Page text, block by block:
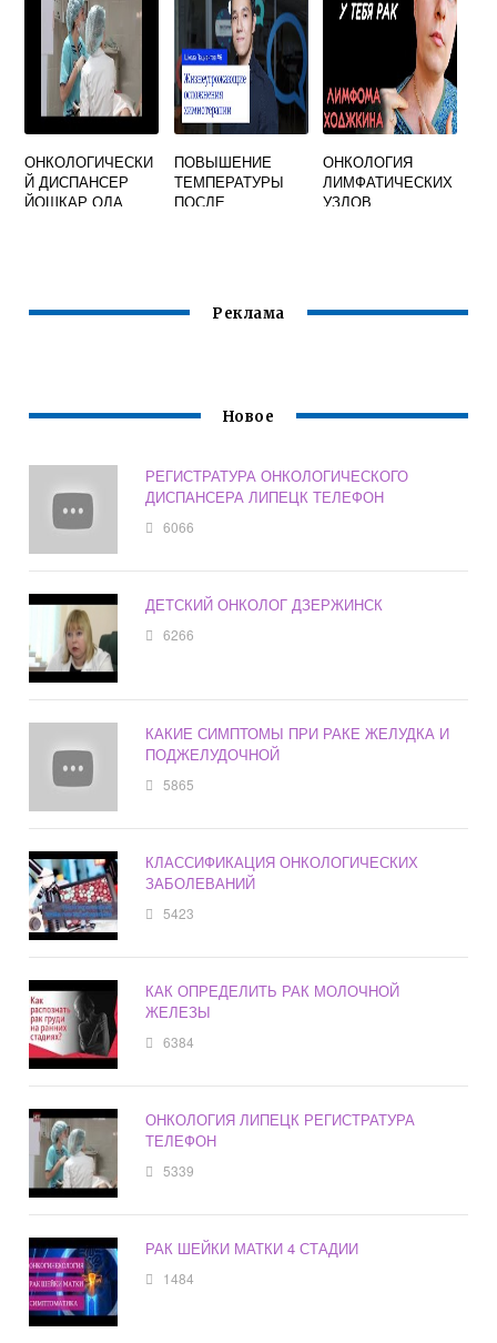
ОНКОЛОГИЧЕСКИ
Й ДИСПАНСЕР
ЙОШКАР ОЛА
ПОВЫШЕНИЕ
ТЕМПЕРАТУРЫ
ПОСЛЕ
ОНКОЛОГИЯ
ЛИМФАТИЧЕСКИХ
УЗЛОВ
Реклама
Новое
РЕГИСТРАТУРА ОНКОЛОГИЧЕСКОГО
ДИСПАНСЕРА ЛИПЕЦК ТЕЛЕФОН
6066
ДЕТСКИЙ ОНКОЛОГ ДЗЕРЖИНСК
6266
КАКИЕ СИМПТОМЫ ПРИ РАКЕ ЖЕЛУДКА И
ПОДЖЕЛУДОЧНОЙ
5865
КЛАССИФИКАЦИЯ ОНКОЛОГИЧЕСКИХ
ЗАБОЛЕВАНИЙ
5423
КАК ОПРЕДЕЛИТЬ РАК МОЛОЧНОЙ
ЖЕЛЕЗЫ
6384
ОНКОЛОГИЯ ЛИПЕЦК РЕГИСТРАТУРА
ТЕЛЕФОН
5339
РАК ШЕЙКИ МАТКИ 4 СТАДИИ
1484